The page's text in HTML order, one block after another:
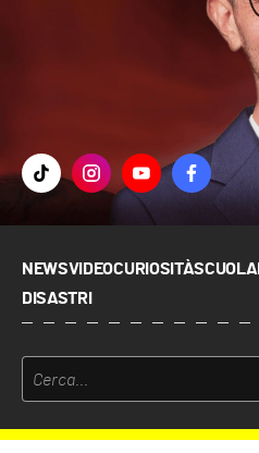
NEWSVIDEOCURIOSITÀSCUOLA
DISASTRI